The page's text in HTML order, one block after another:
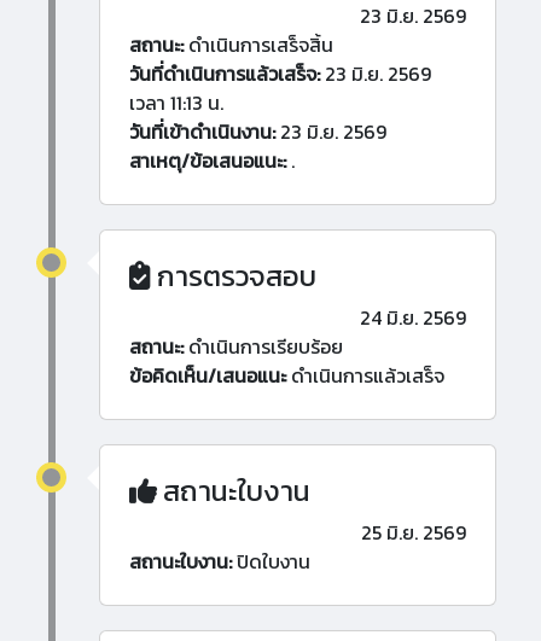
23 มิ.ย. 2569
สถานะ:ดำเนินการเสร็จสิ้น
วันที่ดำเนินการแล้วเสร็จ:23 มิ.ย. 2569
เวลา 11:13 น.
วันที่เข้าดำเนินงาน:23 มิ.ย. 2569
สาเหตุ/ข้อเสนอแนะ:.
การตรวจสอบ
24 มิ.ย. 2569
สถานะ:ดำเนินการเรียบร้อย
ข้อคิดเห็น/เสนอแนะดำเนินการแล้วเสร็จ
สถานะใบงาน
25 มิ.ย. 2569
สถานะใบงาน:ปิดใบงาน